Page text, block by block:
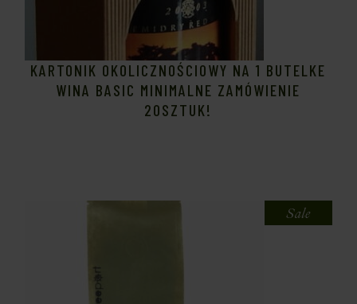
KARTONIK OKOLICZNOŚCIOWY NA 1 BUTELKE
WINA BASIC MINIMALNE ZAMÓWIENIE
20SZTUK!
Sale